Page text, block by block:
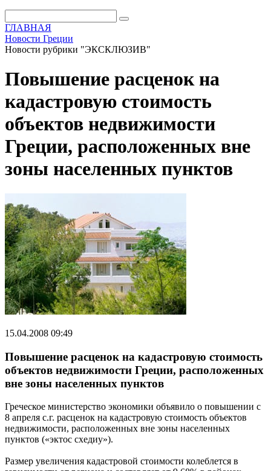
ГЛАВНАЯ
Новости Греции
Новости рубрики "ЭКСКЛЮЗИВ"
Повышение расценок на
кадастровую стоимость
объектов недвижимости
Греции, расположенных вне
зоны населенных пунктов
15.04.2008 09:49
Повышение расценок на кадастровую стоимость
объектов недвижимости Греции, расположенных
вне зоны населенных пунктов
Греческое министерство экономики объявило о повышении с
8 апреля с.г. расценок на кадастровую стоимость объектов
недвижимости, расположенных вне зоны населенных
пунктов («эктос схедиу»).
Размер увеличения кадастровой стоимости колеблется в